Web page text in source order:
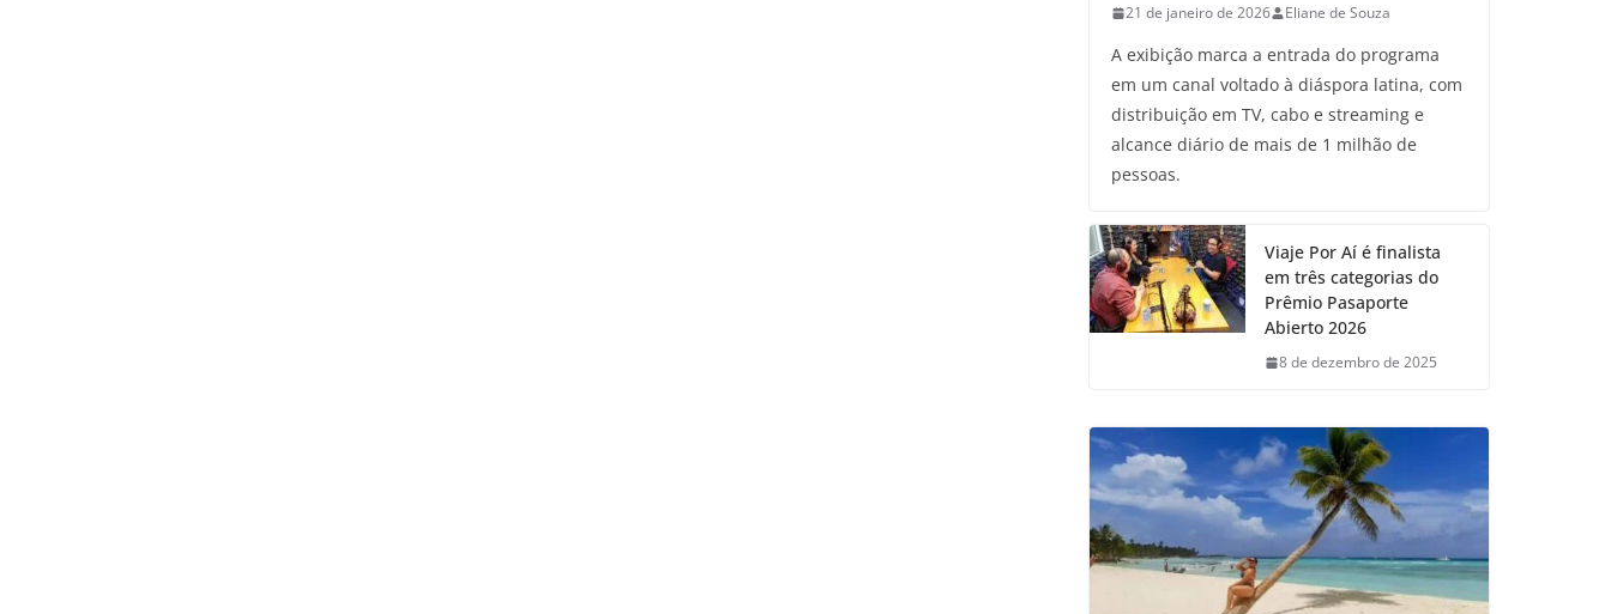
21 de janeiro de 2026 Eliane de Souza
A exibição marca a entrada do programa
em um canal voltado à diáspora latina, com
distribuição em TV, cabo e streaming e
alcance diário de mais de 1 milhão de
pessoas.
Viaje Por Aí é finalista
em três categorias do
Prêmio Pasaporte
Abierto 2026
8 de dezembro de 2025